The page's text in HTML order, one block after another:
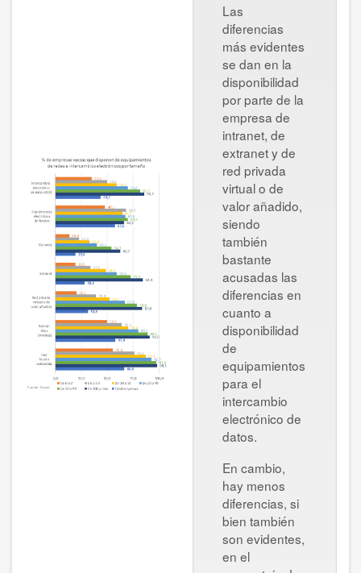
Las
diferencias
más evidentes
se dan en la
disponibilidad
por parte de la
empresa de
intranet, de
extranet y de
red privada
virtual o de
valor añadido,
siendo
también
bastante
acusadas las
diferencias en
cuanto a
disponibilidad
de
equipamientos
para el
intercambio
electrónico de
datos.
En cambio,
hay menos
diferencias, si
bien también
son evidentes,
en el